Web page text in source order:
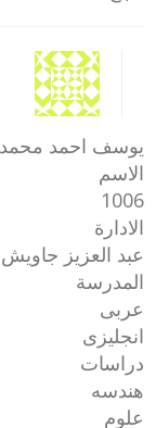
يوسف احمد محمد
الاسم
1006
الادارة
عبد العزيز جاويش
المدرسة
عربى
انجليزى
دراسات
هندسه
علوم